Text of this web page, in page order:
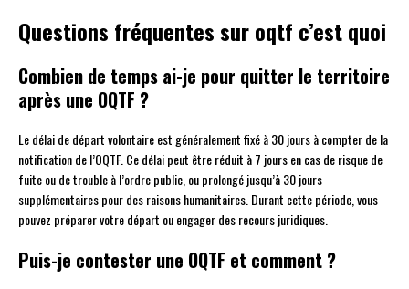
Questions fréquentes sur oqtf c’est quoi
Combien de temps ai-je pour quitter le territoire
après une OQTF ?
Le délai de départ volontaire est généralement fixé à 30 jours à compter de la
notification de l’OQTF. Ce délai peut être réduit à 7 jours en cas de risque de
fuite ou de trouble à l’ordre public, ou prolongé jusqu’à 30 jours
supplémentaires pour des raisons humanitaires. Durant cette période, vous
pouvez préparer votre départ ou engager des recours juridiques.
Puis-je contester une OQTF et comment ?